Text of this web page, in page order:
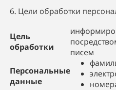
6. Цели обработки
Цель
обработки
писем
Персональные
данные